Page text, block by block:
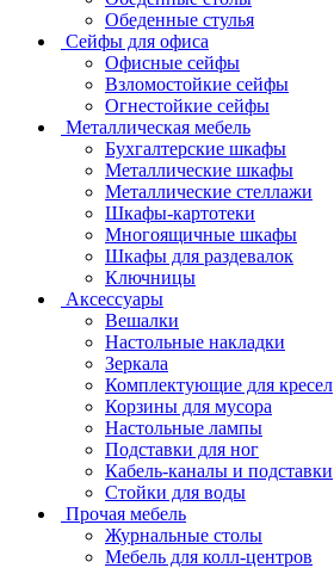
Обеденные стулья
Сейфы для офиса
Офисные сейфы
Взломостойкие сейфы
Огнестойкие сейфы
Металлическая мебель
Бухгалтерские шкафы
Металлические шкафы
Металлические стеллажи
Шкафы-картотеки
Многоящичные шкафы
Шкафы для раздевалок
Ключницы
Аксессуары
Вешалки
Настольные накладки
Зеркала
Комплектующие для кресел
Корзины для мусора
Настольные лампы
Подставки для ног
Кабель-каналы и подставки
Стойки для воды
Прочая мебель
Журнальные столы
Мебель для колл-центров